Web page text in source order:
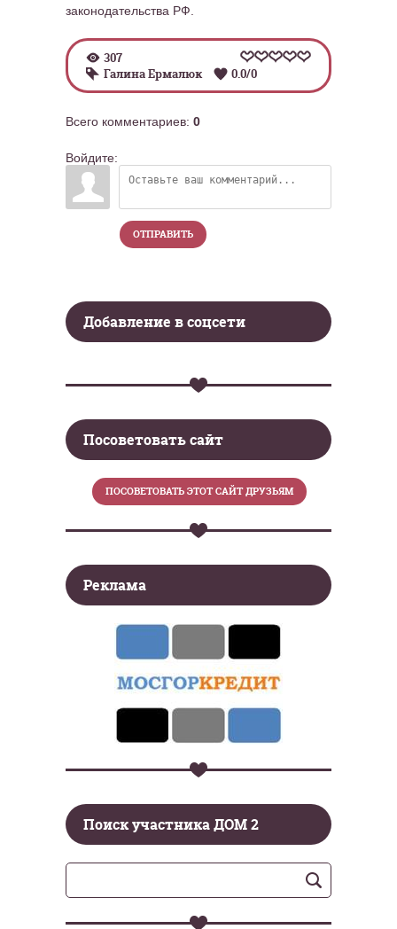
законодательства РФ.
307
Галина Ермалюк
0.0/0
Всего комментариев: 0
Войдите:
ОТПРАВИТЬ
Добавление в соцсети
Посоветовать сайт
Реклама
Поиск участника ДОМ 2